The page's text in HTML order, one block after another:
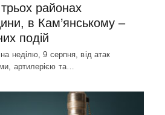
районах
в Кам’янському –
подій
неділю, 9 серпня, від атак
артилерією та…